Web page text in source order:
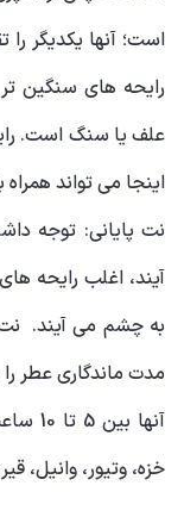
است؛ آنها یکدیگر
رایحه های سنگین
علف یا سنگ است.
اینجا می تواند
نت پایانی: توجه
آیند، اغلب رایحه
به چشم می آیند. نت
مدت ماندگاری عطر
خزه، وتیور، وانیل،